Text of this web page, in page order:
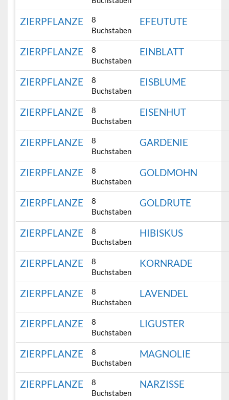
ZIERPFLANZE
8
Buchstaben
EFEUTUTE
ZIERPFLANZE
8
Buchstaben
EINBLATT
ZIERPFLANZE
8
Buchstaben
EISBLUME
ZIERPFLANZE
8
Buchstaben
EISENHUT
ZIERPFLANZE
8
Buchstaben
GARDENIE
ZIERPFLANZE
8
Buchstaben
GOLDMOHN
ZIERPFLANZE
8
Buchstaben
GOLDRUTE
ZIERPFLANZE
8
Buchstaben
HIBISKUS
ZIERPFLANZE
8
Buchstaben
KORNRADE
ZIERPFLANZE
8
Buchstaben
LAVENDEL
ZIERPFLANZE
8
Buchstaben
LIGUSTER
ZIERPFLANZE
8
Buchstaben
MAGNOLIE
ZIERPFLANZE
8
Buchstaben
NARZISSE